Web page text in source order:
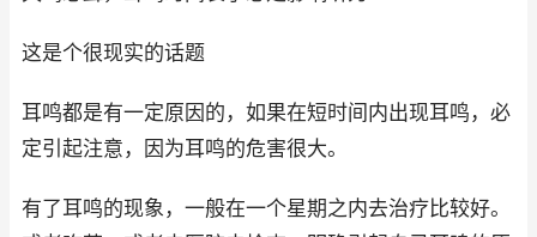
这是个很现实的话题
耳鸣都是有一定原因的，如果在短时间内出现耳鸣，必
定引起注意，因为耳鸣的危害很大。
有了耳鸣的现象，一般在一个星期之内去治疗比较好。